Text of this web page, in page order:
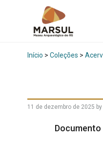
Início > Coleções >
11 de dezembro de 2025 by
Documento